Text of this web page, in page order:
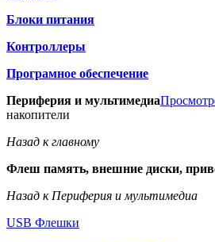
Блоки питания
Контроллеры
Програмное обеспечение
Периферия и мультимедиа
накопители
Назад к главному
Флеш память, внешние диски,
Назад к Периферия и мультимедиа
USB Флешки